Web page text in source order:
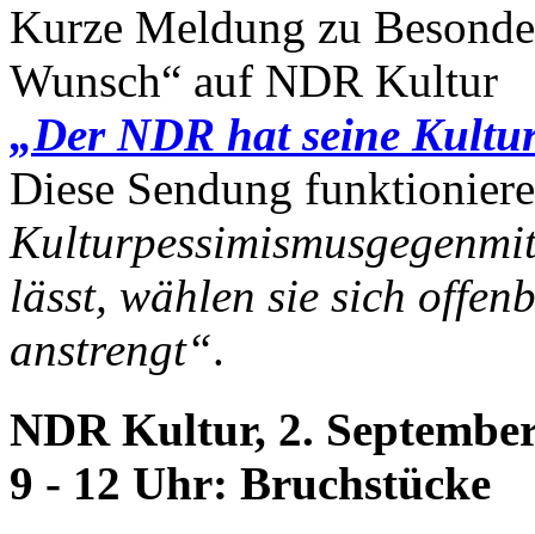
Kurze Meldung zu
Wunsch“ auf NDR Kultur
„Der NDR hat seine
Diese Sendung
lässt, wählen sie sich
anstrengt“.
NDR Kultur, 2.
9 - 12 Uhr: Bruchstücke